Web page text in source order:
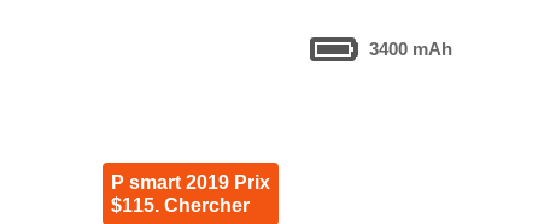
3400 mAh
P smart 2019 Prix
$115. Chercher